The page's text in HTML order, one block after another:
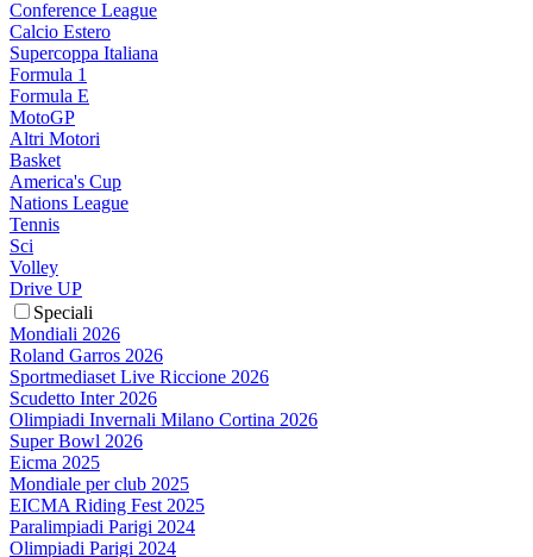
Conference League
Calcio Estero
Supercoppa Italiana
Formula 1
Formula E
MotoGP
Altri Motori
Basket
America's Cup
Nations League
Tennis
Sci
Volley
Drive UP
Speciali
Mondiali 2026
Roland Garros 2026
Sportmediaset Live Riccione 2026
Scudetto Inter 2026
Olimpiadi Invernali Milano Cortina 2026
Super Bowl 2026
Eicma 2025
Mondiale per club 2025
EICMA Riding Fest 2025
Paralimpiadi Parigi 2024
Olimpiadi Parigi 2024